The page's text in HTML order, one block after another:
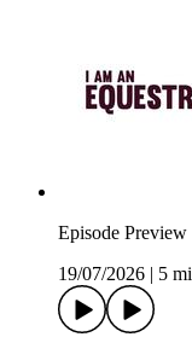
Episode Preview
19/07/2026
5